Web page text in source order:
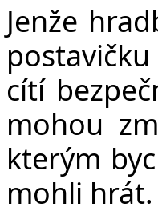
Jenže
cítí
mohou
kterým
mohli hrát.